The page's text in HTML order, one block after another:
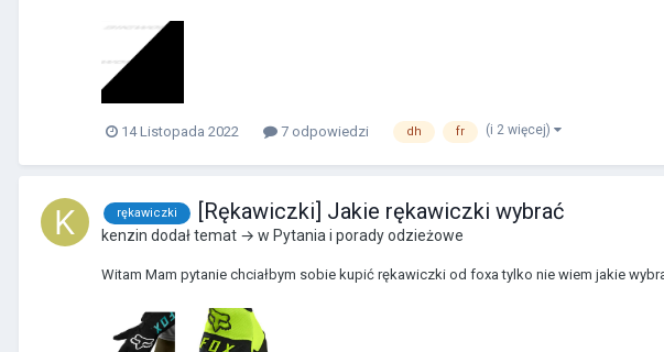
14 Listopada 2022 7 odpowiedzi dh fr (i 2 więcej)
rękawiczki [Rękawiczki] Jakie rękawiczki wybrać
kenzin dodał temat → w Pytania i porady odzieżowe
Witam Mam pytanie chciałbym sobie kupić rękawiczki od foxa tylko nie wiem jakie